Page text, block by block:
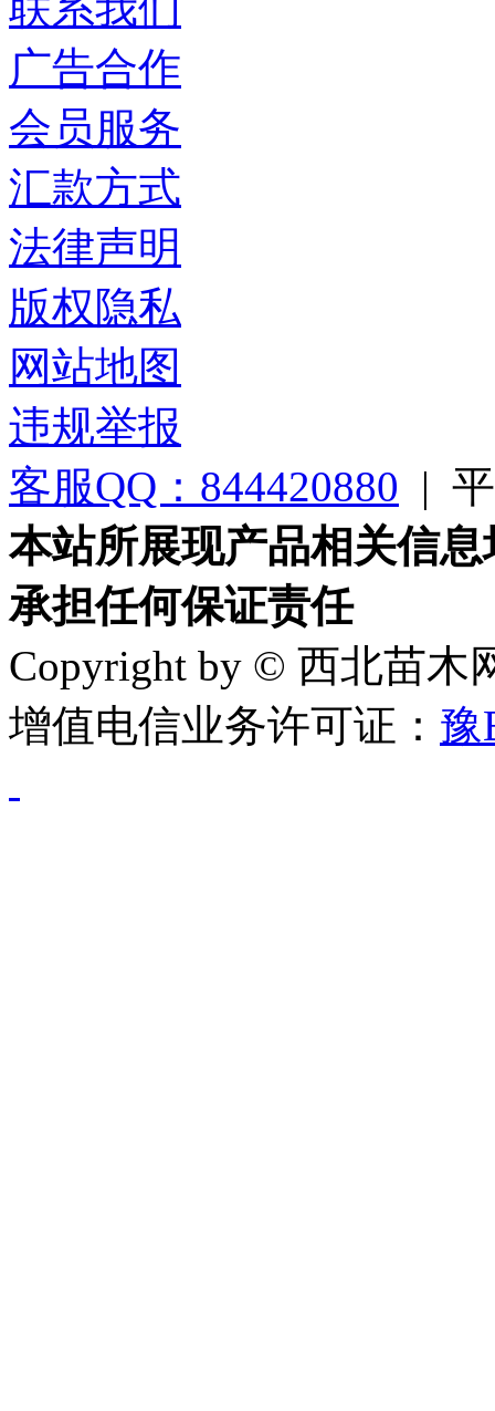
广告合作
会员服务
汇款方式
法律声明
版权隐私
网站地图
违规举报
客服QQ：844420880 |
本站所展现产品相关信
承担任何保证责任
Copyright by © 西北苗木
增值电信业务许可证： 豫